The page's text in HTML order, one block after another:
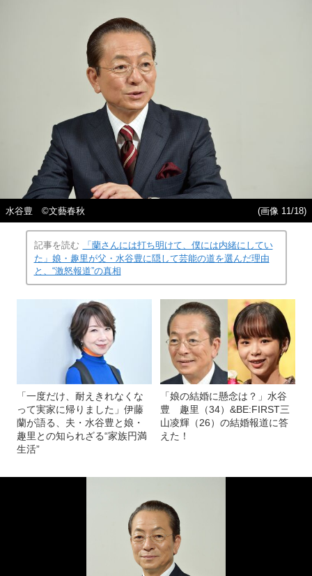
水谷豊 ©︎文藝春秋 (画像 11/18)
記事を読む
「蘭さんには打ち明けて、僕には内緒にしてい
た」娘・趣里が父・水谷豊に隠して芸能の道を選んだ理由
と、“激怒報道”の真相
「一度だけ、耐えきれなくな
って実家に帰りました」伊藤
蘭が語る、夫・水谷豊と娘・
趣里との知られざる“家族円満
生活”
「娘の結婚に懸念は？」水谷
豊 趣里（34）&BE:FIRST三
山凌輝（26）の結婚報道に答
えた！